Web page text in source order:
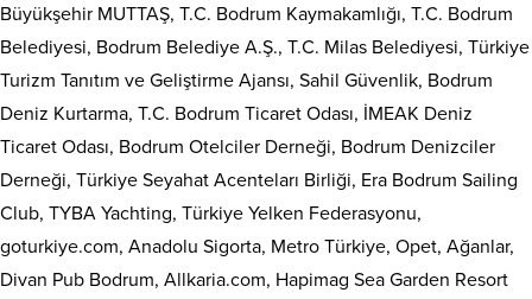
Büyükşehir MUTTAŞ, T.C. Bodrum Kaymakamlığı, T.C. Bodrum
Belediyesi, Bodrum Belediye A.Ş., T.C. Milas Belediyesi, Türkiye
Turizm Tanıtım ve Geliştirme Ajansı, Sahil Güvenlik, Bodrum
Deniz Kurtarma, T.C. Bodrum Ticaret Odası, İMEAK Deniz
Ticaret Odası, Bodrum Otelciler Derneği, Bodrum Denizciler
Derneği, Türkiye Seyahat Acenteları Birliği, Era Bodrum Sailing
Club, TYBA Yachting, Türkiye Yelken Federasyonu,
goturkiye.com, Anadolu Sigorta, Metro Türkiye, Opet, Ağanlar,
Divan Pub Bodrum, Allkaria.com, Hapimag Sea Garden Resort